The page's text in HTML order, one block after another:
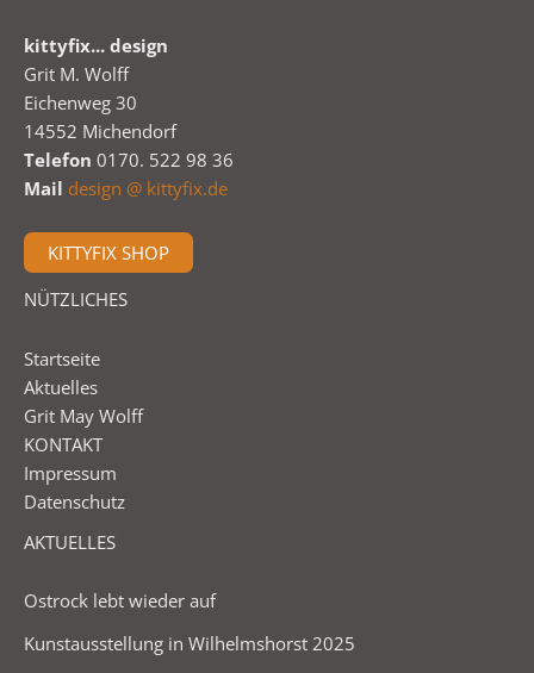
kittyfix... design
Grit M. Wolff
Eichenweg 30
14552 Michendorf
Telefon 0170. 522 98 36
Mail design @ kittyfix.de
KITTYFIX SHOP
NÜTZLICHES
Startseite
Aktuelles
Grit May Wolff
KONTAKT
Impressum
Datenschutz
AKTUELLES
Ostrock lebt wieder auf
Kunstausstellung in Wilhelmshorst 2025